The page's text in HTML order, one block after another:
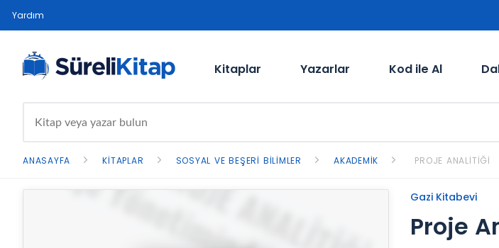
Yardım
Kitaplar Yazarlar Kod ile Al
ANASAYFA KITAPLAR SOSYAL VE BEŞERI BILIMLER AKADEMIK PROJE ANALITIĞI
Gazi Kitabevi
Proje